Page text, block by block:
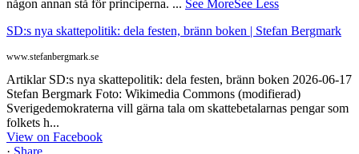
någon annan stå för principerna. ... See MoreSee Less
SD:s nya skattepolitik: dela festen, bränn boken | Stefan Bergmark
www.stefanbergmark.se
Artiklar SD:s nya skattepolitik: dela festen, bränn boken 2026-06-17
Stefan Bergmark Foto: Wikimedia Commons (modifierad)
Sverigedemokraterna vill gärna tala om skattebetalarnas pengar som
folkets h...
View on Facebook